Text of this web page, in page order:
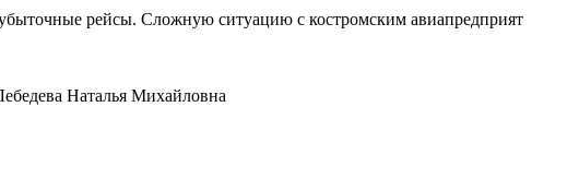
рейсы. Сложную ситуацию с костромским авиапредприят
Наталья Михайловна